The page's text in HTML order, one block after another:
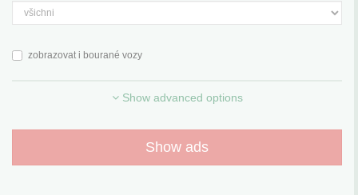
zobrazovat i bourané vozy
Show advanced options
Show ads